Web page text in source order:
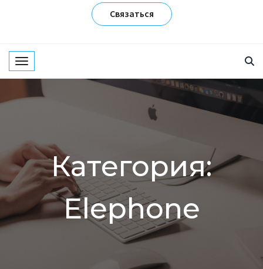
Связаться
Toggle navigation
Категория:
Elephone